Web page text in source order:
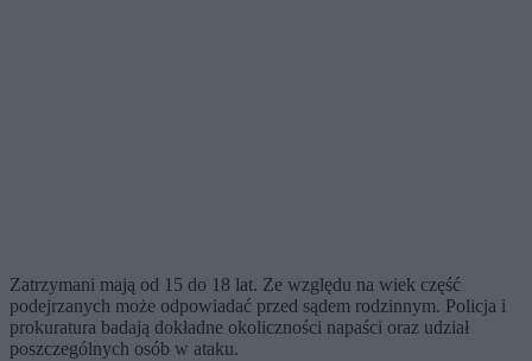
Zatrzymani mają od 15 do 18 lat. Ze względu na wiek część
podejrzanych może odpowiadać przed sądem rodzinnym. Policja i
prokuratura badają dokładne okoliczności napaści oraz udział
poszczególnych osób w ataku.